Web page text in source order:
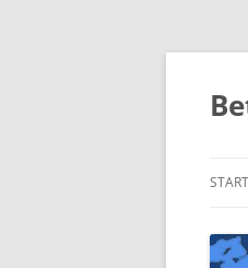
Zum
START